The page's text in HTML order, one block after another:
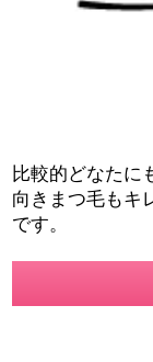
比較的どなたに
向きまつ毛もキ
です。